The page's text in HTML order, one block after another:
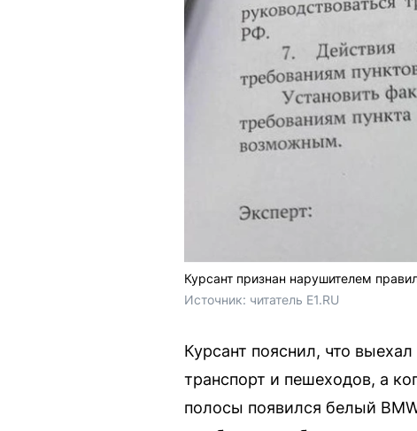
Курсант признан нарушителем
Источник: читатель E1.RU
Курсант пояснил, что
транспорт и пешеходов, а
полосы появился белый